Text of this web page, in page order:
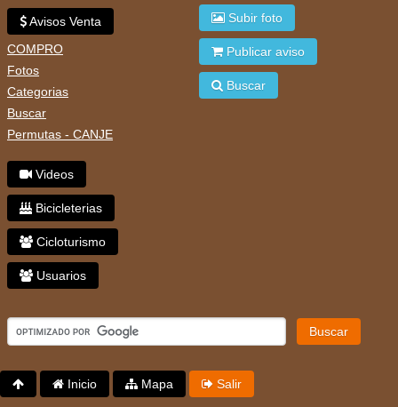
Avisos Venta
COMPRO
Fotos
Categorias
Buscar
Permutas - CANJE
Videos
Bicicleterias
Cicloturismo
Usuarios
Subir foto
Publicar aviso
Buscar
Buscar
Inicio Mapa Salir